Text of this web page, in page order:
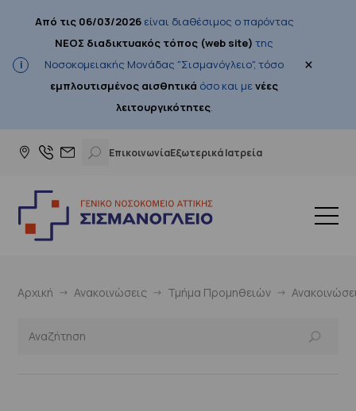
Από τις 06/03/2026είναι διαθέσιμος ο παρόντας
ΝΕΟΣ διαδικτυακός τόπος (web site) της
Νοσοκομειακής Μονάδας "Σισμανόγλειο", τόσο
εμπλουτισμένος αισθητικά όσο και μενέες
λειτουργικότητες.
×
ΕπικοινωνίαΕξωτερικά Ιατρεία
Αρχική Ανακοινώσεις Τμήμα Προμηθειών